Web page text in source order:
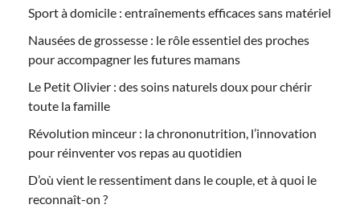
Sport à domicile : entraînements efficaces sans matériel
Nausées de grossesse : le rôle essentiel des proches
pour accompagner les futures mamans
Le Petit Olivier : des soins naturels doux pour chérir
toute la famille
Révolution minceur : la chrononutrition, l’innovation
pour réinventer vos repas au quotidien
D’où vient le ressentiment dans le couple, et à quoi le
reconnaît-on ?